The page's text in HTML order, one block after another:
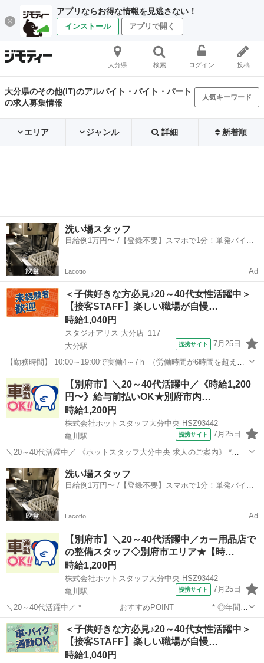
アプリならお得な情報を見逃さない！
インストール アプリで開く
大分県 検索 ログイン 投稿
大分県のその他(IT)のアルバイト・バイト・パート
の求人募集情報
人気キーワード
エリア ジャンル 詳細 新着順
洗い場スタッフ
日給例1万円〜 /【登録不要】スマホで1分！単発バイト
Lacotto Ad
＜子供好きな方必見♪20～40代女性活躍中＞
【接客STAFF】楽しい職場が自慢…
時給1,040円
スタジオアリス 大分店_117
大分駅
提携サイト 7月25日
【勤務時間】 10:00～19:00で実働4～7ｈ （労働時間が6時間を超えた
場合の休憩時間は法定通り） ◆土日含む週2日～・1日4ｈ～OK ◎残業
なし ◆シフトは毎月15日頃までに翌1ヵ月の 勤務不可日をスマホで
申告♪...
大分 大分市 大分駅
【別府市】＼20～40代活躍中／《時給1,200
円〜》給与前払いOK★別府市内…
時給1,200円
株式会社ホットスタッフ大分中央-HSZ93442
亀川駅
提携サイト 7月25日
＼20～40代活躍中／ 《ホットスタッフ大分中央 求人のご案内》 *
—————おすすめPOINT—————* ◆年間休日120日でプライベー
ト充実 ◆無料駐車場完備でマイカー通勤もラクラク ◆作業服は無料で
貸与! ◆未経...
大分 別府市 亀川駅
洗い場スタッフ
日給例1万円〜 /【登録不要】スマホで1分！単発バイト
Lacotto Ad
【別府市】＼20～40代活躍中／カー用品店で
の整備スタッフ◇別府市エリア★【時…
時給1,200円
株式会社ホットスタッフ大分中央-HSZ93442
亀川駅
提携サイト 7月25日
＼20～40代活躍中／ *—————おすすめPOINT—————* ◎年間休
日120日でプライベート充実 ◎無料駐車場完備でマイカー通勤もラク
ラク ◎作業服は無料で貸与! ◎未経験歓迎!教育体制ありで安心スター
ト *——...
大分 別府市 亀川駅 その他
＜子供好きな方必見♪20～40代女性活躍中＞
【接客STAFF】楽しい職場が自慢…
時給1,040円